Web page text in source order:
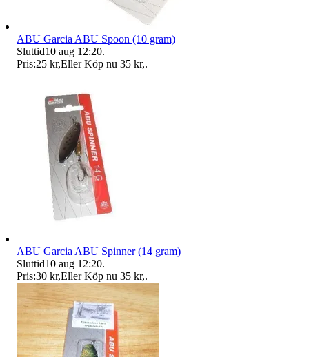
ABU Garcia ABU Spoon (10 gram)
Sluttid10 aug 12:20.
Pris:25 kr,Eller Köp nu 35 kr,.
ABU Garcia ABU Spinner (14 gram)
Sluttid10 aug 12:20.
Pris:30 kr,Eller Köp nu 35 kr,.